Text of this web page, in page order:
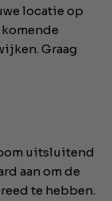
locatie op
Graag
uitsluitend
aan om de
te hebben.